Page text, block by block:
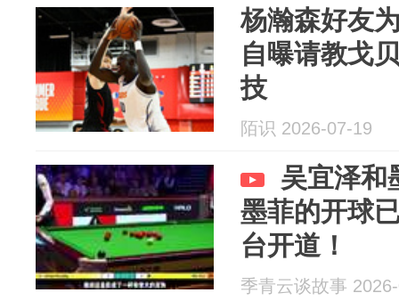
杨瀚森好友
自曝请教戈
技
陌识 2026-07-19
吴宜泽和
墨菲的开球
台开道！
季青云谈故事